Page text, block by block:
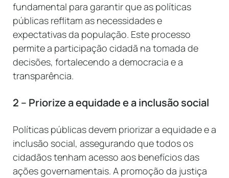
fundamental para garantir que as políticas
públicas reflitam as necessidades e
expectativas da população. Este processo
permite a participação cidadã na tomada de
decisões, fortalecendo a democracia e a
transparência.
2 – Priorize a equidade e a inclusão social
Políticas públicas devem priorizar a equidade e a
inclusão social, assegurando que todos os
cidadãos tenham acesso aos benefícios das
ações governamentais. A promoção da justiça